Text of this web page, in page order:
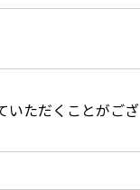
いただくことがござ